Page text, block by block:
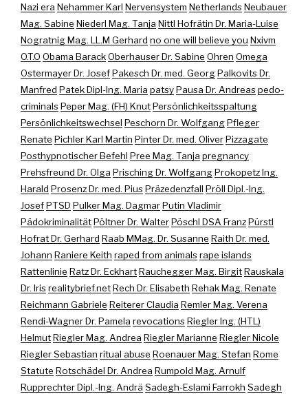
Nazi era Nehammer Karl Nervensystem NetherlandsNeubauer
Mag. Sabine Niederl Mag. Tanja Nittl Hofrätin Dr. Maria-Luise
Nogratnig Mag. LL.M Gerhard no one will believe you Nxivm
O.T.O Obama BarackOberhauser Dr. Sabine Ohren Omega
Ostermayer Dr. JosefPakesch Dr. med. GeorgPalkovits Dr.
Manfred Patek Dipl-Ing. Maria patsyPausa Dr. Andreaspedo-
criminalsPeper Mag. (FH) KnutPersönlichkeitsspaltung
Persönlichkeitswechsel Peschorn Dr. WolfgangPfleger
Renate Pichler Karl Martin Pinter Dr. med. OliverPizzagate
Posthypnotischer Befehl Pree Mag. Tanja pregnancy
Prehsfreund Dr. Olga Prisching Dr. WolfgangProkopetz Ing.
Harald Prosenz Dr. med. PiusPräzedenzfall Pröll Dipl.-Ing.
JosefPTSD Pulker Mag. DagmarPutin Vladimir
PädokriminalitätPöltner Dr. WalterPöschl DSA FranzPürstl
Hofrat Dr. Gerhard Raab MMag. Dr. Susanne Raith Dr. med.
Johann Raniere Keith raped from animalsrape islands
Rattenlinie Ratz Dr. EckhartRauchegger Mag. BirgitRauskala
Dr. Irisrealitybrief.netRech Dr. Elisabeth Rehak Mag. Renate
Reichmann Gabriele Reiterer Claudia Remler Mag. Verena
Rendi-Wagner Dr. Pamela revocationsRiegler Ing. (HTL)
HelmutRiegler Mag. Andrea Riegler Marianne Riegler Nicole
Riegler Sebastian ritual abuse Roenauer Mag. Stefan Rome
Statute Rotschädel Dr. Andrea Rumpold Mag. Arnulf
Rupprechter Dipl.-Ing. Andrä Sadegh-Eslami Farrokh Sadegh